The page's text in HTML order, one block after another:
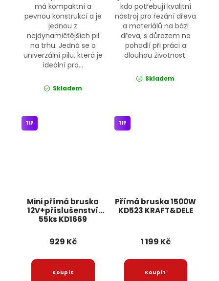
má kompaktní a
pevnou konstrukcí a je
jednou z
nejdynamičtějších pil
na trhu. Jedná se o
univerzální pilu, která je
ideální pro...
Skladem
kdo potřebují kvalitní
nástroj pro řezání dřeva
a materiálů na bázi
dřeva, s důrazem na
pohodlí při práci a
dlouhou životnost.
Skladem
Mini přímá bruska
12V+příslušenství
55ks KD1669
TIP
929 Kč
Přímá bruska 1500W
KD523 KRAFT&DELE
TIP
1 199 Kč